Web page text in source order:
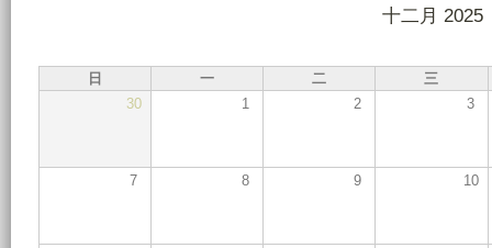
十二月 2025
日 一 二
三
30
1 2 3
7 8 9 10